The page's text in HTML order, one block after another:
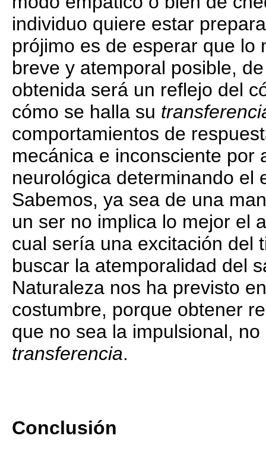
individuo quiere estar
prójimo es de esperar que lo
breve y atemporal posible,
obtenida será un reflejo del
cómo se halla su
comportamientos de
mecánica e inconsciente por
neurológica determinando el
Sabemos, ya sea de una
un ser no implica lo mejor el
cual sería una excitación del
buscar la atemporalidad del
Naturaleza nos ha previsto
costumbre, porque obtener
que no sea la impulsional,
transferencia.
Conclusión